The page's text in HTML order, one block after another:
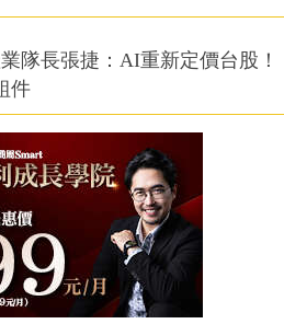
隊長張捷：AI重新定價台股！
件